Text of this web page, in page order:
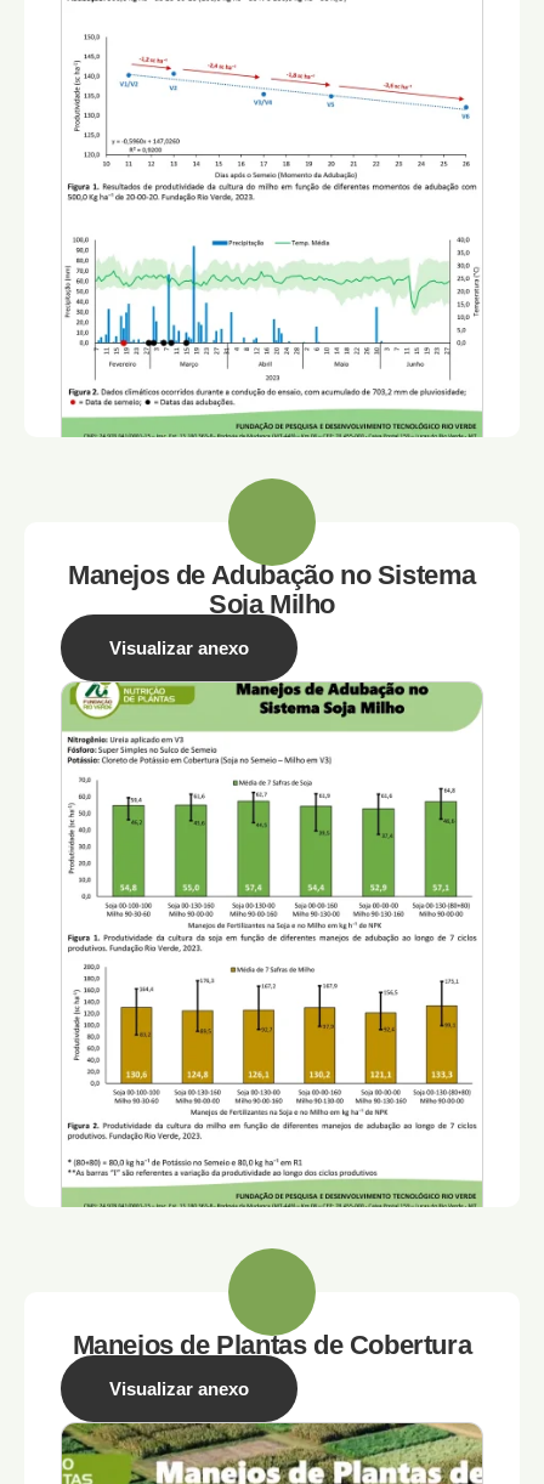
Manejos de Adubação no Sistema
Soja Milho
Visualizar anexo
Manejos de Plantas de Cobertura
Visualizar anexo